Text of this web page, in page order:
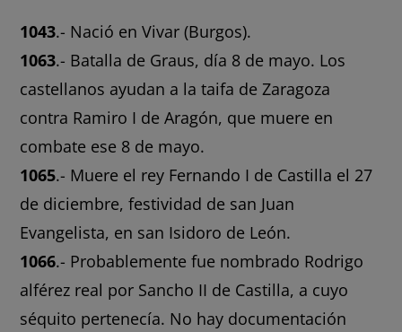
1043.- Nació en Vivar (Burgos).
1063.- Batalla de Graus, día 8 de mayo. Los
castellanos ayudan a la taifa de Zaragoza
contra Ramiro I de Aragón, que muere en
combate ese 8 de mayo.
1065.- Muere el rey Fernando I de Castilla el 27
de diciembre, festividad de san Juan
Evangelista, en san Isidoro de León.
1066.- Probablemente fue nombrado Rodrigo
alférez real por Sancho II de Castilla, a cuyo
séquito pertenecía. No hay documentación